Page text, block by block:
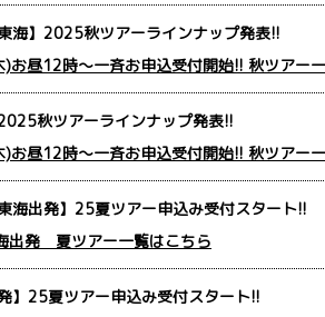
東海】2025秋ツアーラインナップ発表!!
)お昼12時～一斉お申込受付開始!! 秋ツアー一
2025秋ツアーラインナップ発表!!
)お昼12時～一斉お申込受付開始!! 秋ツアー一
海出発】25夏ツアー申込み受付スタート!!
出発 夏ツアー一覧はこちら
】25夏ツアー申込み受付スタート!!